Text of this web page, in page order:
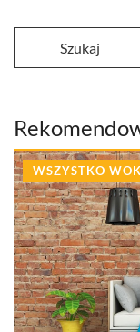
WSZYSTKO